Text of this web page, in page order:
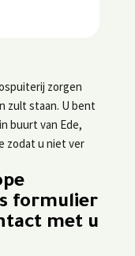
zorgen
zult staan. U bent
buurt van Ede,
zodat u niet ver
formulier
met u